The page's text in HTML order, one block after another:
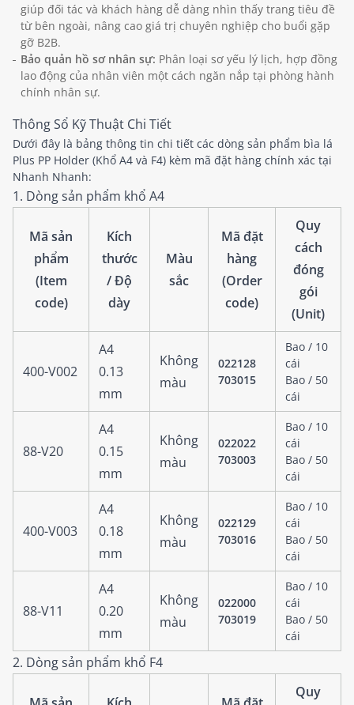
giúp đối tác và khách hàng dễ dàng nhìn thấy trang tiêu đề
từ bên ngoài, nâng cao giá trị chuyên nghiệp cho buổi gặp
gỡ B2B.
Bảo quản hồ sơ nhân sự: Phân loại sơ yếu lý lịch, hợp đồng
lao động của nhân viên một cách ngăn nắp tại phòng hành
chính nhân sự.
Thông Sổ Kỹ Thuật Chi Tiết
Dưới đây là bảng thông tin chi tiết các dòng sản phẩm bìa lá
Plus PP Holder (Khổ A4 và F4) kèm mã đặt hàng chính xác tại
Nhanh Nhanh:
1. Dòng sản phẩm khổ A4
Mã sản
phẩm
(Item
code)
Kích
thước
/ Độ
dày
Màu
sắc
Mã đặt
hàng
(Order
code)
Quy
cách
đóng
gói
(Unit)
400-V002
A4
0.13
mm
Không
màu
022128
703015
Bao / 10
cái
Bao / 50
cái
88-V20
A4
0.15
mm
Không
màu
022022
703003
Bao / 10
cái
Bao / 50
cái
400-V003
A4
0.18
mm
Không
màu
022129
703016
Bao / 10
cái
Bao / 50
cái
88-V11
A4
0.20
mm
Không
màu
022000
703019
Bao / 10
cái
Bao / 50
cái
2. Dòng sản phẩm khổ F4
Quy